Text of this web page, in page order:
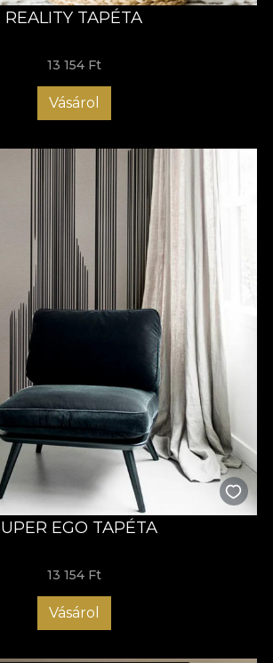
REALITY TAPÉTA
13 154 Ft
Vásárol
EGO TAPÉTA
13 154 Ft
Vásárol